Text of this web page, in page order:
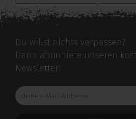
Du willst nichts verpassen?
Dann abonniere unseren
Newsletter!
Deine
E-